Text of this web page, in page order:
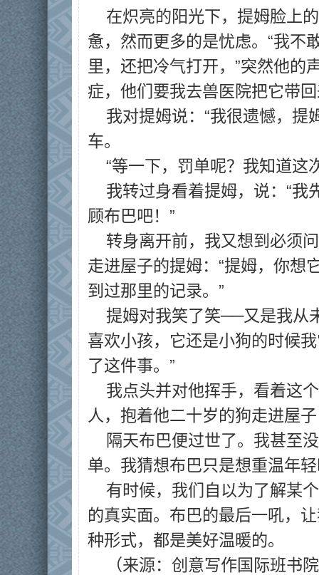
在炽亮的阳光下，提姆脸上
惫，然而更多的是忧虑。“我不
里，还把冷气打开，”突然他的
症，他们要我去兽医院把它带
我对提姆说：“我很遗憾，提
车。
“等一下，罚单呢？我知道这
我转过身看着提姆，说：“我
顾布巴吧！”
转身离开前，我又想到必须
走进屋子的提姆：“提姆，你想
到过那里的记录。”
提姆对我笑了笑──又是我从
喜欢小孩，它还是小狗的时候
了这件事。”
我点头并对他挥手，看着这
人，抱着他二十岁的狗走进屋
隔天布巴便过世了。我甚至
单。我猜想布巴只是想重温年
有时候，我们自以为了解某
的真实面。布巴的最后一吼，
种形式，都是美好温暖的。
（来源：创意写作国际班书